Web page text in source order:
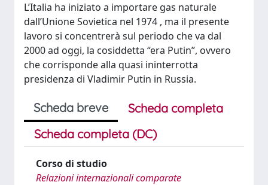
L’Italia ha iniziato a importare gas naturale
dall’Unione Sovietica nel 1974 , ma il presente
lavoro si concentrerà sul periodo che va dal
2000 ad oggi, la cosiddetta “era Putin”, ovvero
che corrisponde alla quasi ininterrotta
presidenza di Vladimir Putin in Russia.
Scheda breve
Scheda completa
Scheda completa (DC)
Corso di studio
Relazioni internazionali comparate